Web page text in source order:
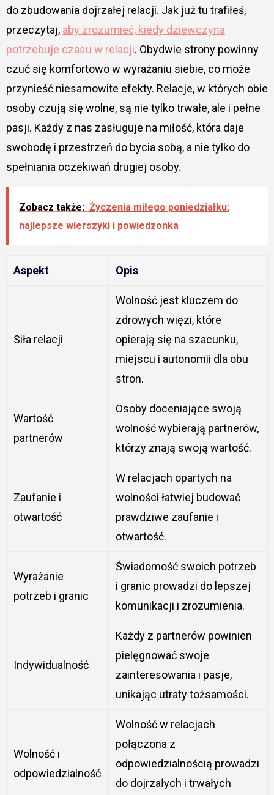
do zbudowania dojrzałej relacji. Jak już tu trafiłeś,
przeczytaj, aby zrozumieć, kiedy dziewczyna
potrzebuje czasu w relacji. Obydwie strony powinny
czuć się komfortowo w wyrażaniu siebie, co może
przynieść niesamowite efekty. Relacje, w których obie
osoby czują się wolne, są nie tylko trwałe, ale i pełne
pasji. Każdy z nas zasługuje na miłość, która daje
swobodę i przestrzeń do bycia sobą, a nie tylko do
spełniania oczekiwań drugiej osoby.
Zobacz także: Życzenia miłego poniedziałku:
najlepsze wierszyki i powiedzonka
Aspekt Opis
Siła relacji
Wolność jest kluczem do
zdrowych więzi, które
opierają się na szacunku,
miejscu i autonomii dla obu
stron.
Wartość
partnerów
Osoby doceniające swoją
wolność wybierają partnerów,
którzy znają swoją wartość.
Zaufanie i
otwartość
W relacjach opartych na
wolności łatwiej budować
prawdziwe zaufanie i
otwartość.
Wyrażanie
potrzeb i granic
Świadomość swoich potrzeb
i granic prowadzi do lepszej
komunikacji i zrozumienia.
Indywidualność
Każdy z partnerów powinien
pielęgnować swoje
zainteresowania i pasje,
unikając utraty tożsamości.
Wolność i
odpowiedzialność
Wolność w relacjach
połączona z
odpowiedzialnością prowadzi
do dojrzałych i trwałych